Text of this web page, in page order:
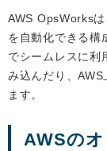
AWS OpsWorks
を自動化できる構
でシームレスに利
み込んだり、
ます。
AWSの